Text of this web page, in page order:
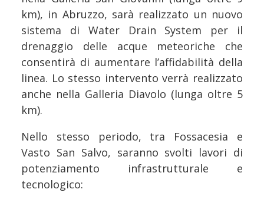
km), in Abruzzo, sarà realizzato un nuovo
sistema di Water Drain System per il
drenaggio delle acque meteoriche che
consentirà di aumentare l’affidabilità della
linea. Lo stesso intervento verrà realizzato
anche nella Galleria Diavolo (lunga oltre 5
km).
Nello stesso periodo, tra Fossacesia e
Vasto San Salvo, saranno svolti lavori di
potenziamento infrastrutturale e
tecnologico: